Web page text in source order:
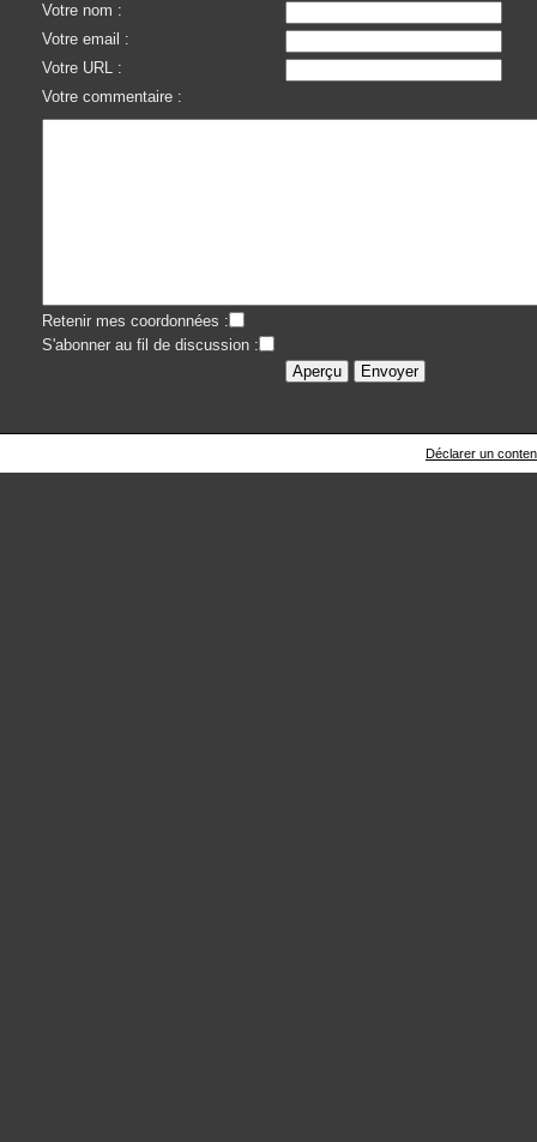
Votre nom :
Votre email :
Votre URL :
Votre commentaire :
Retenir mes coordonnées :
S'abonner au fil de discussion :
Déclarer un